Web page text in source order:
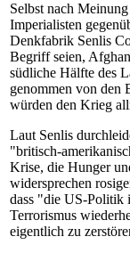
Selbst nach
Imperialisten
Denkfabrik Senlis
Begriff seien,
südliche Hälfte des
genommen von den
würden den Krieg
Laut Senlis
"britisch-
Krise, die Hunger
widersprechen
dass "die US-Politik
Terrorismus
eigentlich zu